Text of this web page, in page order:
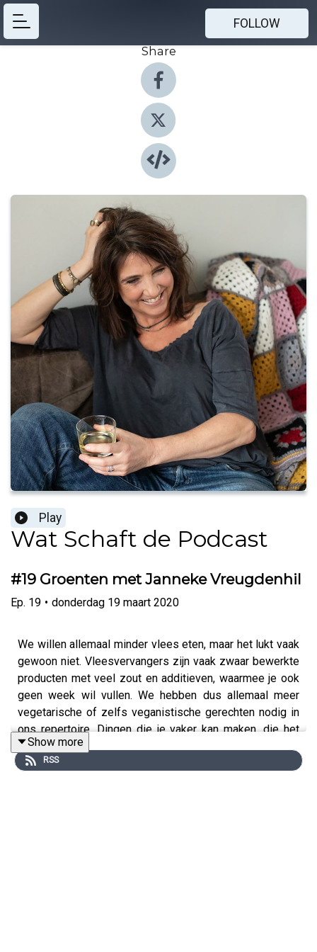
FOLLOW
Share
Play
Wat Schaft de Podcast
#19 Groenten met Janneke Vreugdenhil
Ep. 19 • donderdag 19 maart 2020
We willen allemaal minder vlees eten, maar het lukt vaak
gewoon niet. Vleesvervangers zijn vaak zwaar bewerkte
producten met veel zout en additieven, waarmee je ook
geen week wil vullen. We hebben dus allemaal meer
vegetarische of zelfs veganistische gerechten nodig in
ons repertoire. Dingen die je vaker kan maken, die het
hele gezin lekker vindt en waarvoor je niet 3 uur in de
keuken hoeft te staan. Janneke Vreugdenhil to the
Show more
RSS